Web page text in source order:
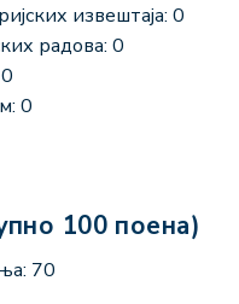
извештаја: 0
радова: 0
0
100 поена)
70